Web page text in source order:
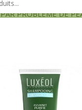
PAR PROBLEME DE